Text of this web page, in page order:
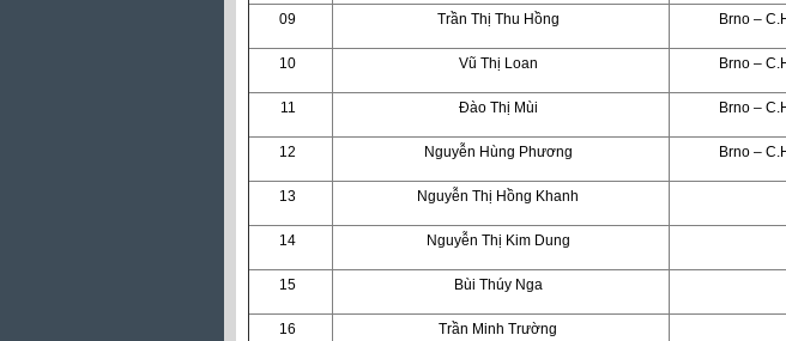
09 Trần Thị Thu Hồng Brno –
10 Vũ Thị Loan Brno –
11 Đào Thị Mùi Brno –
12 Nguyễn Hùng Phương Brno –
13 Nguyễn Thị Hồng Khanh
14 Nguyễn Thị Kim Dung
15 Bùi Thúy Nga
16 Trần Minh Trường